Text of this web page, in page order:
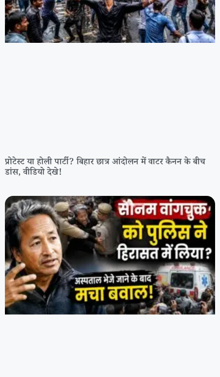
प्रोटेस्ट या होली पार्टी? बिहार छात्र आंदोलन में वाटर कैनन के बीच
डांस, वीडियो देखे!